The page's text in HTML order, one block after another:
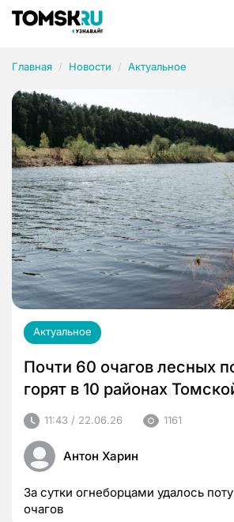
Главная Новости Актуальное
Актуальное
Почти 60 очагов лесных
горят в 10 районах
11:43 / 22.06.26 1161
Антон Харин
За сутки огнеборцами удалось
очагов